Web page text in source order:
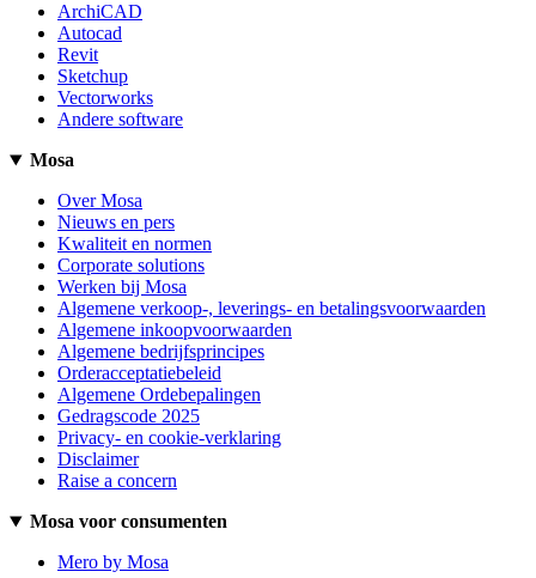
ArchiCAD
Autocad
Revit
Sketchup
Vectorworks
Andere software
Mosa
Over Mosa
Nieuws en pers
Kwaliteit en normen
Corporate solutions
Werken bij Mosa
Algemene verkoop-, leverings- en betalingsvoorwaarden
Algemene inkoopvoorwaarden
Algemene bedrijfsprincipes
Orderacceptatiebeleid
Algemene Ordebepalingen
Gedragscode 2025
Privacy- en cookie-verklaring
Disclaimer
Raise a concern
Mosa voor consumenten
Mero by Mosa